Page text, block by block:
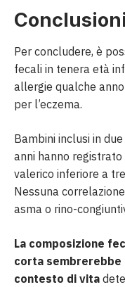
Conclusioni
Per concludere, è
fecali in tenera età
allergie qualche
per l’eczema.
Bambini inclusi in
anni hanno
valerico inferiore a
Nessuna
asma o rino-
La composizione
corta sembrerebbe
contesto di vita